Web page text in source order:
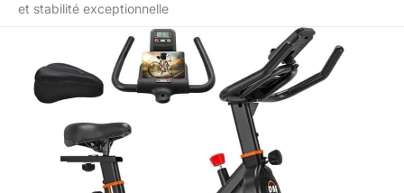
et stabilité exceptionnelle